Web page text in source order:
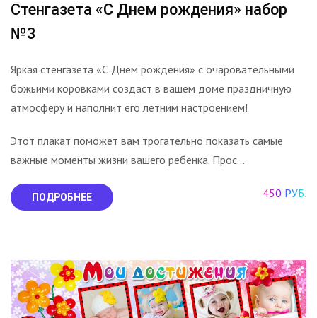
Стенгазета «С Днем рождения» набор
№3
Яркая стенгазета «С Днем рождения» с очаровательными
божьими коровками создаст в вашем доме праздничную
атмосферу и наполнит его летним настроением!
Этот плакат поможет вам трогательно показать самые
важные моменты жизни вашего ребенка. Прос...
ПОДРОБНЕЕ 450 РУБ.